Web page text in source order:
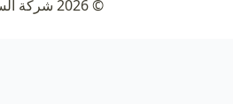
© 2026 شركة السلطان للتنظيف – جميع الحقوق محفوظة